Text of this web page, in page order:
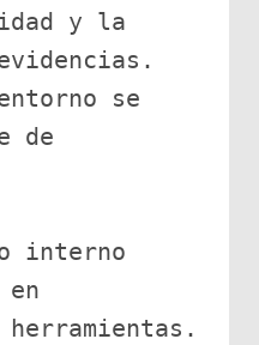
y la
se
de
interno